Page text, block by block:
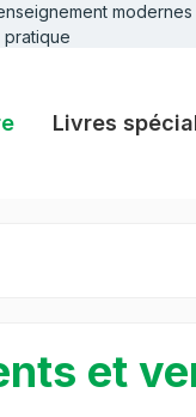
pratique
Livres
et